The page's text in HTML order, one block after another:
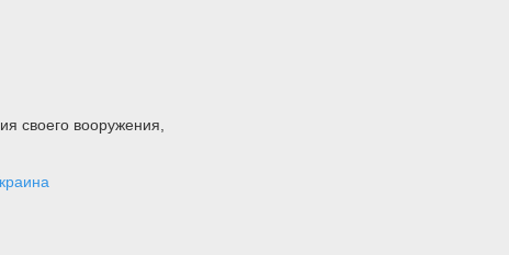
своего вооружения,